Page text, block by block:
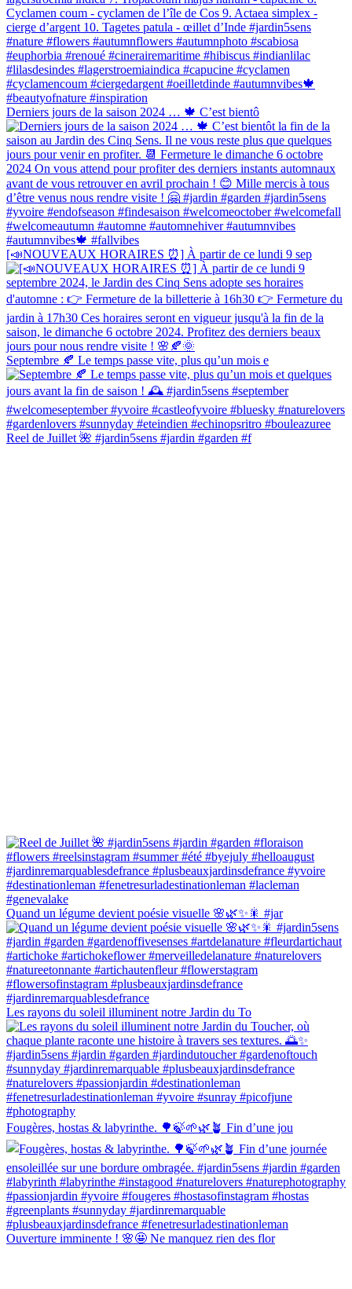
Derniers jours de la saison 2024 … 🍁 C’est bientô
[📣NOUVEAUX HORAIRES ⏰] À partir de ce lundi 9 sep
Septembre 🍂 Le temps passe vite, plus qu’un mois e
Reel de Juillet 🌺 #jardin5sens #jardin #garden #f
Quand un légume devient poésie visuelle 🌸🌿✨🎇 #jar
Les rayons du soleil illuminent notre Jardin du To
Fougères, hostas & labyrinthe. 🌳🍃🌱🌿🪴 Fin d’une jou
Ouverture imminente ! 🌸🤩 Ne manquez rien des flor